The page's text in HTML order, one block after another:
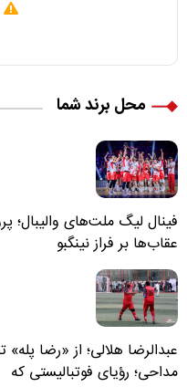
محل برند شما
فینال لیگ ملت‌های والیبال؛
عقاب‌ها بر فراز نینگبو
عبدالرضا هلالی؛ از «رضا پله»
مداحی؛ رؤیای فوتبالیستی که